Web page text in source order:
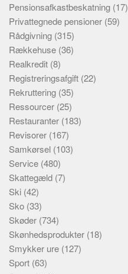
Pensionsafkastbeskatning (17)
Privattegnede pensioner (59)
Rådgivning (315)
Rækkehuse (36)
Realkredit (8)
Registreringsafgift (22)
Rekruttering (35)
Ressourcer (25)
Restauranter (183)
Revisorer (167)
Samkørsel (103)
Service (480)
Skattegæld (7)
Ski (42)
Sko (33)
Skøder (734)
Skønhedsprodukter (18)
Smykker ure (127)
Sport (63)